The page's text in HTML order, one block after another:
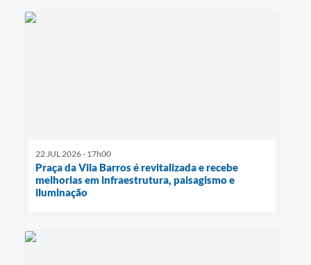
22 JUL 2026 - 17h00
Praça da Vila Barros é revitalizada e recebe
melhorias em infraestrutura, paisagismo e
iluminação